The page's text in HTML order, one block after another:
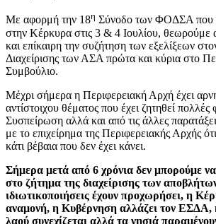
Με αφορμή την 18η Σύνοδο των ΦΟΔΣΑ που
στην Κέρκυρα στις 3 & 4 Ιουλίου, θεωρούμε
και επίκαιρη την συζήτηση των εξελίξεων
Διαχείρισης των ΑΣΑ πρώτα και κύρια στο
Συμβούλιο.
Μέχρι σήμερα η Περιφερειακή Αρχή έχει
αντίστοιχου θέματος που έχει ζητηθεί
Συσπείρωση αλλά και από τις άλλες
με το επιχείρημα της Περιφερειακής Αρχής
κάτι βέβαια που δεν έχει κάνει.
Σήμερα μετά από 6 χρόνια δεν μπορούμε
στο ζήτημα της διαχείρισης των
ιδιωτικοποιήσεις έχουν προχωρήσει, η
αναμονή, η Κυβέρνηση αλλάζει τον ΕΣΔΑ,
λαού συνεχίζεται αλλά τα νησιά